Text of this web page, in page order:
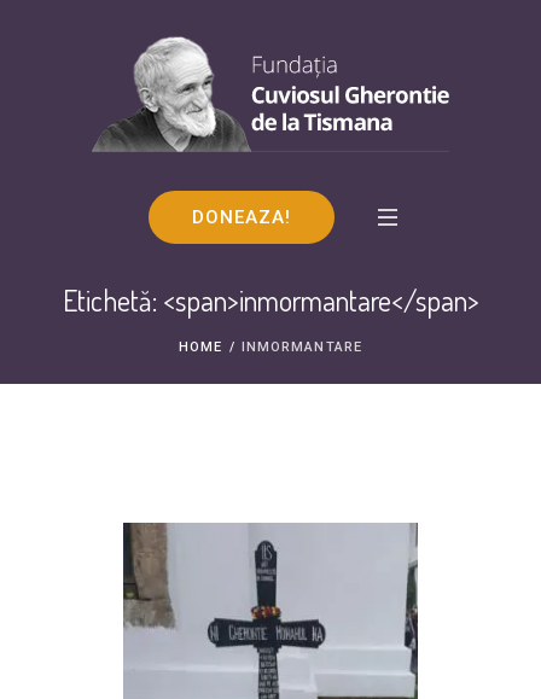
DONEAZA!
Etichetă: <span>inmormantare</span>
HOME / INMORMANTARE